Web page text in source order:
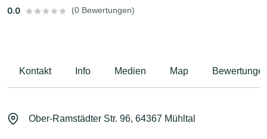
0.0 (0 Bewertungen)
Kontakt Info Medien Map
Ober-Ramstädter Str. 96, 64367 Mühltal